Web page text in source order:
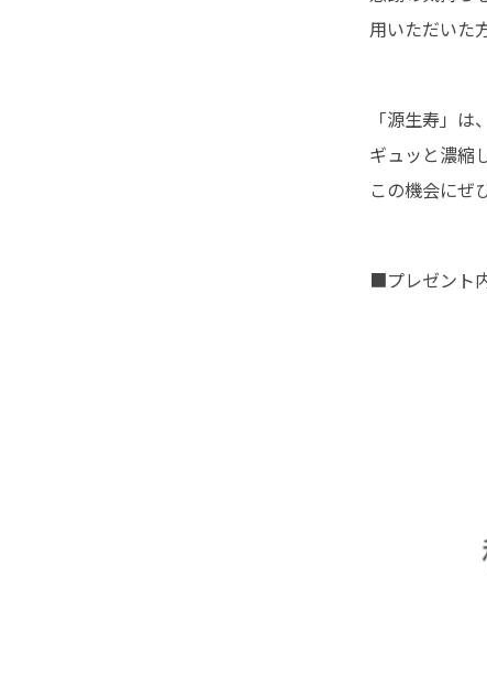
用いただいた
「源生寿」
ギュッと濃縮
この機会にぜ
■プレゼント